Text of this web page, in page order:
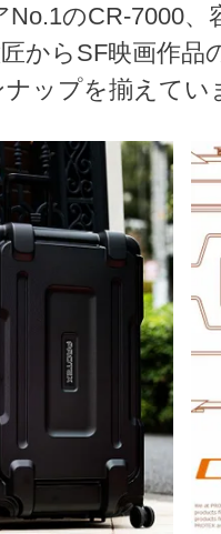
のCR-7000
からSF映画作
ップを揃えてい